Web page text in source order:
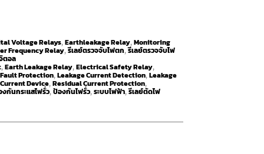
Voltage Relays,Earthleakage Relay,Monitoring
Frequency Relay,รีเลย์ตรวจจับไฟตก,รีเลย์ตรวจจับไฟ
ตอล
,Earth Leakage Relay,Electrical Safety Relay,
Protection,Leakage Current Detection,Leakage
Device,Residual Current Protection,
งกันกระแสไฟรั่ว,ป้องกันไฟรั่ว,ระบบไฟฟ้า,รีเลย์ตัดไฟ